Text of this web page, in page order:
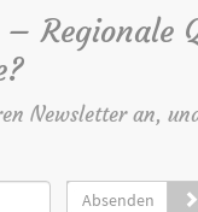
– Regionale
Newsletter an,
Absenden